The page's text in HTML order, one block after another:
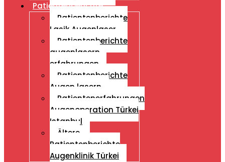
Patientenberichte
Patientenberichte
Lasik Augenlaser
Patientenberichte
augenlasern
erfahrungen
Patientenberichte
Augen lasern
Patientenerfahrungen
Augenoperation Türkei
Istanbul
Ältere
Patientenberichte
Augenklinik Türkei